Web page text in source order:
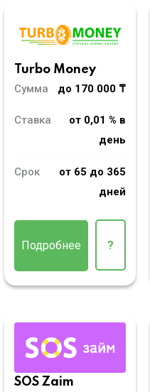
Turbo Money
Сумма
до 170 000 ₸
Ставка
от 0,01 % в
день
Срок
от 65 до 365
дней
Подробнее ?
SOS Zaim